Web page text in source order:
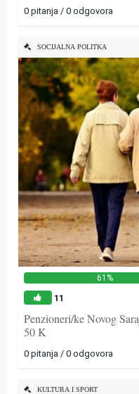
0 pitanja / 0 odgovora
SOCIJALNA POLITKA
61%
11
Penzioneri/ke Novog
50 K
0 pitanja / 0 odgovora
KULTURA I SPORT